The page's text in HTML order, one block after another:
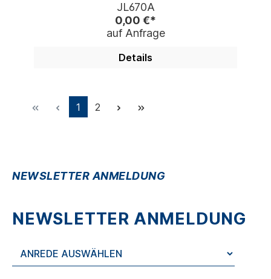
JL670A
0,00 €*
auf Anfrage
Details
1 2
NEWSLETTER ANMELDUNG
NEWSLETTER ANMELDUNG